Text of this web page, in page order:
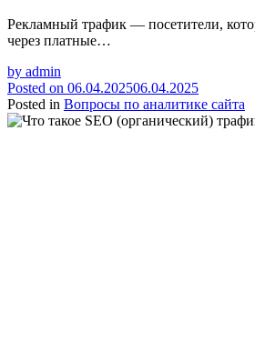
Рекламный трафик — посетители,
через платные…
by admin
Posted on 06.04.202506.04.2025
Posted in Вопросы по аналитике сайта